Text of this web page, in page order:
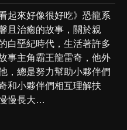
起來好像很好吃》恐龍系
且治癒的故事，關於親
白堊紀時代，生活著許多
事主角霸王龍雷奇，他外
，總是努力幫助小夥伴們
和小夥伴們相互理解扶
慢長大…